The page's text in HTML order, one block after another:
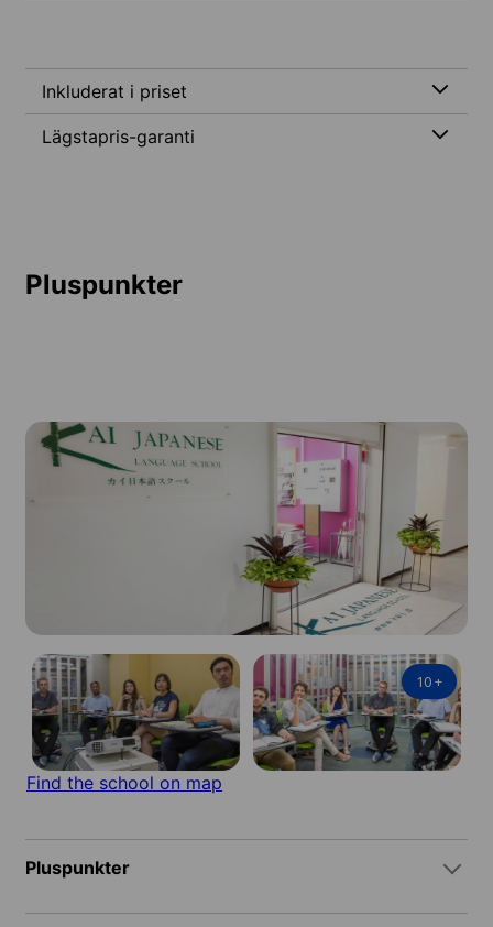
Inkluderat i priset
Lägstapris-garanti
Pluspunkter
10+
Find the school on map
Pluspunkter